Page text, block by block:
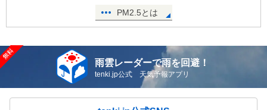
PM2.5とは
雨雲レーダーで雨を回避！
tenki.jp公式 天気予報アプリ